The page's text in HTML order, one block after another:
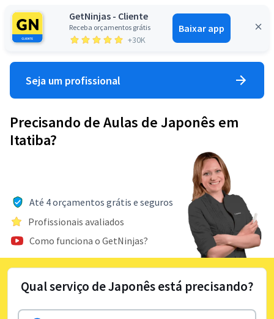
GetNinjas - Cliente
Receba orçamentos grátis
+30K
Baixar app
Entrar
Seja um profissional
Precisando de Aulas de Japonês em
Itatiba?
Até 4 orçamentos grátis e seguros
Profissionais avaliados
Como funciona o GetNinjas?
Qual serviço de Japonês está precisando?